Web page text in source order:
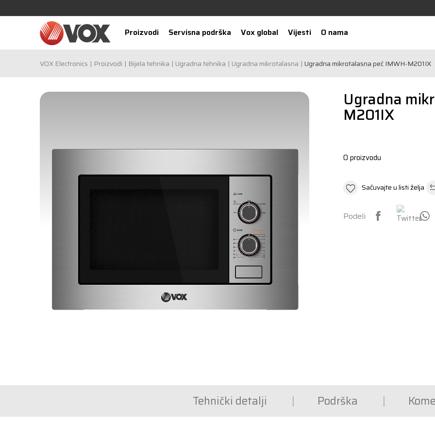
Proizvodi Servisna podrška Vox global Vijesti O nama
VOX Electronics Proizvodi Bijela tehnika Ugradna tehnika Ugradna mikrotalasna Ugradna mikrotalasna peć IMWH-M201IX
Ugradna
M201IX
O proizvodu
Sačuvajte u listi želja
Podeli
Tehnički detalji Podrška